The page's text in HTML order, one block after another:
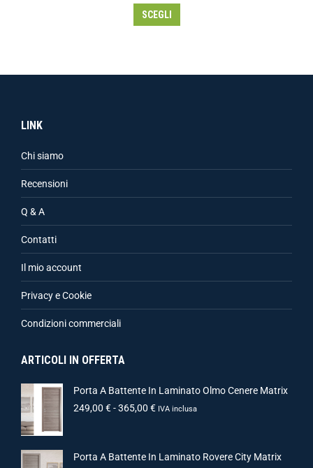
SCEGLI
LINK
Chi siamo
Recensioni
Q & A
Contatti
Il mio account
Privacy e Cookie
Condizioni commerciali
ARTICOLI IN OFFERTA
Porta A Battente In Laminato Olmo Cenere Matrix
249,00 €-365,00 € IVA inclusa
Porta A Battente In Laminato Rovere City Matrix